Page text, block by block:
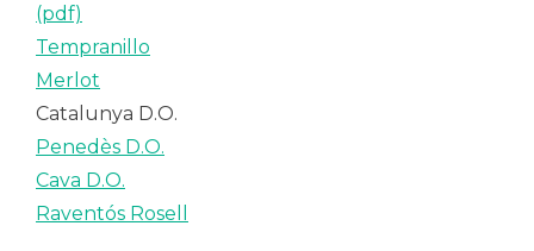
(pdf)
Tempranillo
Merlot
Catalunya D.O.
Penedès D.O.
Cava D.O.
Raventós Rosell